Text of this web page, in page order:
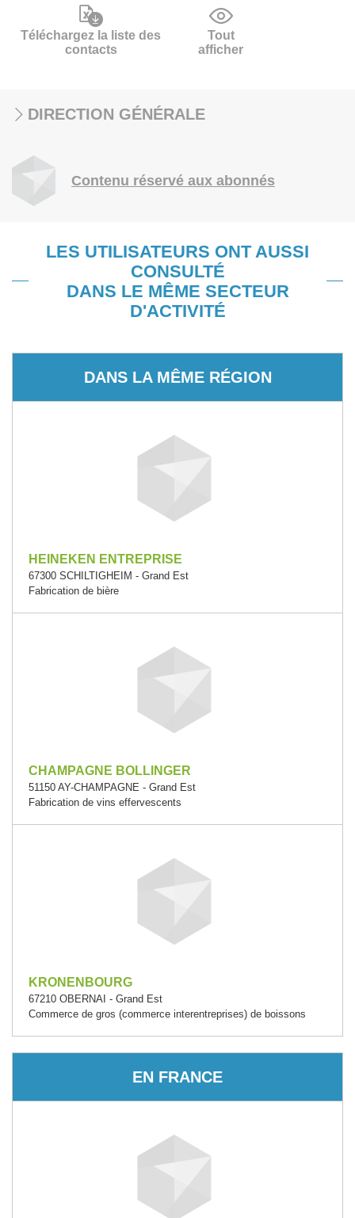
Téléchargez la liste des
contacts
Tout
afficher
DIRECTION GÉNÉRALE
Contenu réservé aux abonnés
LES UTILISATEURS ONT AUSSI
CONSULTÉ
DANS LE MÊME SECTEUR
D'ACTIVITÉ
DANS LA MÊME RÉGION
HEINEKEN ENTREPRISE
67300 SCHILTIGHEIM - Grand Est
Fabrication de bière
CHAMPAGNE BOLLINGER
51150 AY-CHAMPAGNE - Grand Est
Fabrication de vins effervescents
KRONENBOURG
67210 OBERNAI - Grand Est
Commerce de gros (commerce interentreprises) de boissons
EN FRANCE